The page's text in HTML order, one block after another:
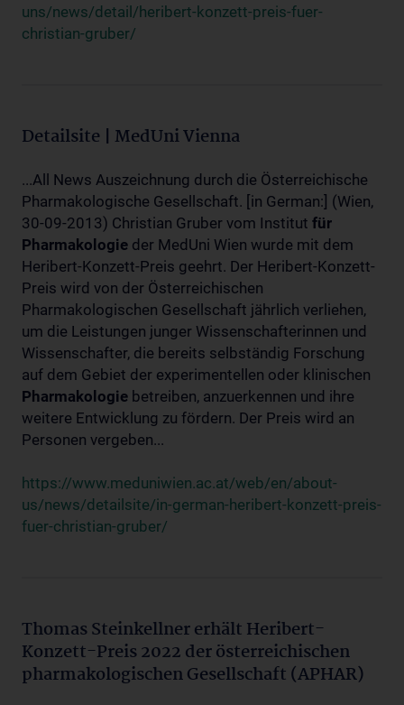
uns/news/detail/heribert-konzett-preis-fuer-
christian-gruber/
Detailsite | MedUni Vienna
...All News Auszeichnung durch die Österreichische
Pharmakologische Gesellschaft. [in German:] (Wien,
30-09-2013) Christian Gruber vom Institut für
Pharmakologie der MedUni Wien wurde mit dem
Heribert-Konzett-Preis geehrt. Der Heribert-Konzett-
Preis wird von der Österreichischen
Pharmakologischen Gesellschaft jährlich verliehen,
um die Leistungen junger Wissenschafterinnen und
Wissenschafter, die bereits selbständig Forschung
auf dem Gebiet der experimentellen oder klinischen
Pharmakologie betreiben, anzuerkennen und ihre
weitere Entwicklung zu fördern. Der Preis wird an
Personen vergeben...
https://www.meduniwien.ac.at/web/en/about-
us/news/detailsite/in-german-heribert-konzett-preis-
fuer-christian-gruber/
Thomas Steinkellner erhält Heribert-
Konzett-Preis 2022 der österreichischen
pharmakologischen Gesellschaft (APHAR)